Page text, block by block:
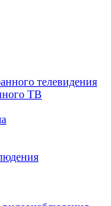
телевидения
ТВ